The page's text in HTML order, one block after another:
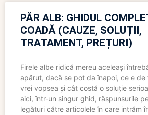
PĂR ALB: GHIDUL
COADĂ (CAUZE, SOLUȚII,
TRATAMENT, PREȚURI)
Firele albe ridică mereu aceleași
apărut, dacă se pot da înapoi, ce e de
vrei vopsea și cât costă o soluție
aici, într-un singur ghid, răspunsurile
legături către articolele în care intrăm